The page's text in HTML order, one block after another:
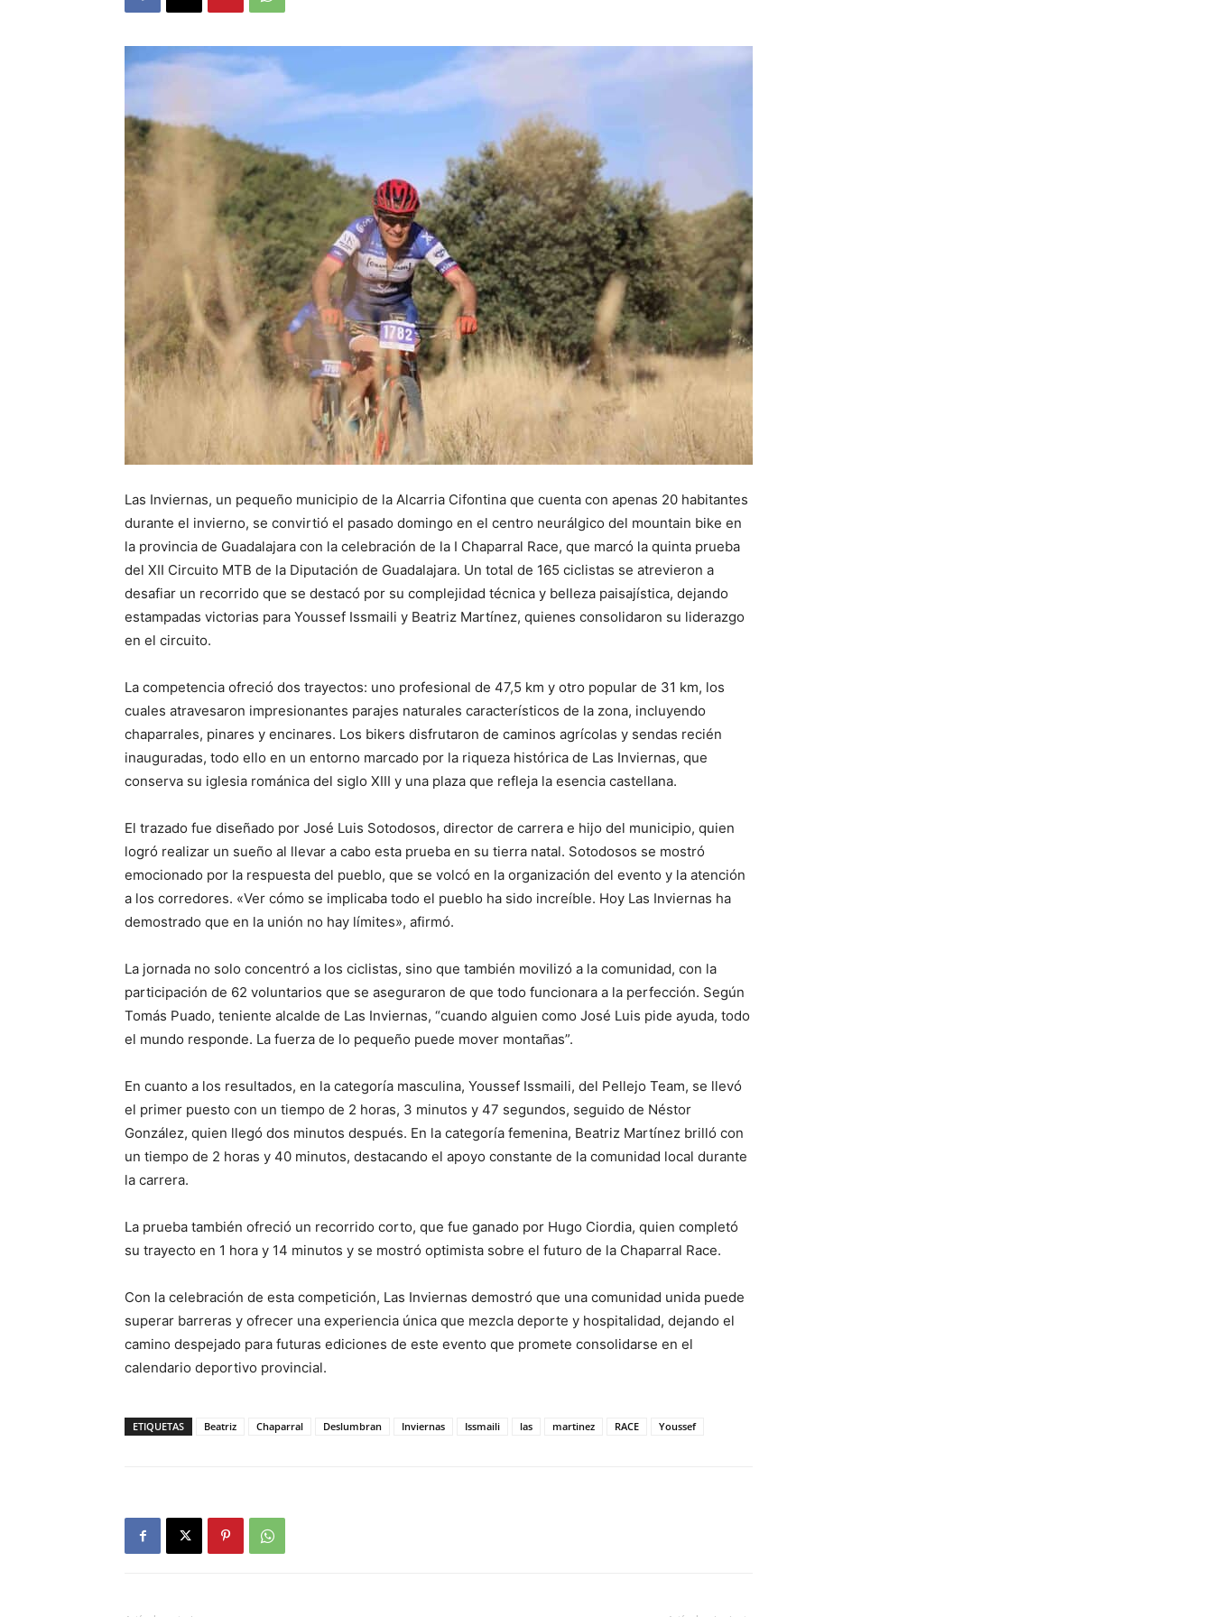
Las Inviernas, un pequeño municipio de la Alcarria Cifontina que cuenta con apenas 20 habitantes
durante el invierno, se convirtió el pasado domingo en el centro neurálgico del mountain bike en
la provincia de Guadalajara con la celebración de la I Chaparral Race, que marcó la quinta prueba
del XII Circuito MTB de la Diputación de Guadalajara. Un total de 165 ciclistas se atrevieron a
desafiar un recorrido que se destacó por su complejidad técnica y belleza paisajística, dejando
estampadas victorias para Youssef Issmaili y Beatriz Martínez, quienes consolidaron su liderazgo
en el circuito.
La competencia ofreció dos trayectos: uno profesional de 47,5 km y otro popular de 31 km, los
cuales atravesaron impresionantes parajes naturales característicos de la zona, incluyendo
chaparrales, pinares y encinares. Los bikers disfrutaron de caminos agrícolas y sendas recién
inauguradas, todo ello en un entorno marcado por la riqueza histórica de Las Inviernas, que
conserva su iglesia románica del siglo XIII y una plaza que refleja la esencia castellana.
El trazado fue diseñado por José Luis Sotodosos, director de carrera e hijo del municipio, quien
logró realizar un sueño al llevar a cabo esta prueba en su tierra natal. Sotodosos se mostró
emocionado por la respuesta del pueblo, que se volcó en la organización del evento y la atención
a los corredores. «Ver cómo se implicaba todo el pueblo ha sido increíble. Hoy Las Inviernas ha
demostrado que en la unión no hay límites», afirmó.
La jornada no solo concentró a los ciclistas, sino que también movilizó a la comunidad, con la
participación de 62 voluntarios que se aseguraron de que todo funcionara a la perfección. Según
Tomás Puado, teniente alcalde de Las Inviernas, “cuando alguien como José Luis pide ayuda, todo
el mundo responde. La fuerza de lo pequeño puede mover montañas”.
En cuanto a los resultados, en la categoría masculina, Youssef Issmaili, del Pellejo Team, se llevó
el primer puesto con un tiempo de 2 horas, 3 minutos y 47 segundos, seguido de Néstor
González, quien llegó dos minutos después. En la categoría femenina, Beatriz Martínez brilló con
un tiempo de 2 horas y 40 minutos, destacando el apoyo constante de la comunidad local durante
la carrera.
La prueba también ofreció un recorrido corto, que fue ganado por Hugo Ciordia, quien completó
su trayecto en 1 hora y 14 minutos y se mostró optimista sobre el futuro de la Chaparral Race.
Con la celebración de esta competición, Las Inviernas demostró que una comunidad unida puede
superar barreras y ofrecer una experiencia única que mezcla deporte y hospitalidad, dejando el
camino despejado para futuras ediciones de este evento que promete consolidarse en el
calendario deportivo provincial.
ETIQUETAS Beatriz Chaparral Deslumbran Inviernas Issmaili las martinez RACE Youssef